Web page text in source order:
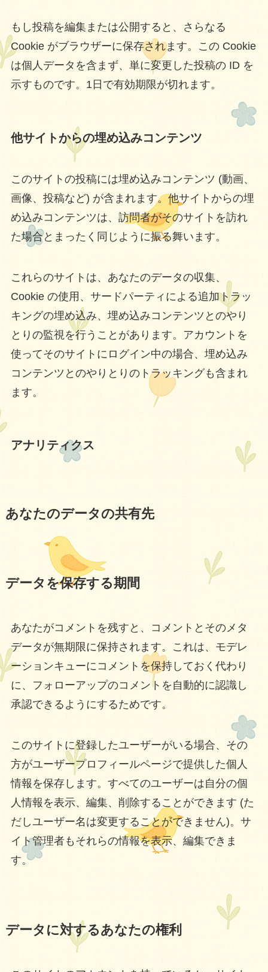
もし投稿を編集または公開すると、さらなる
Cookie がブラウザーに保存されます。この Cookie
は個人データを含まず、単に変更した投稿の ID を
示すものです。1日で有効期限が切れます。
他サイトからの埋め込みコンテンツ
このサイトの投稿には埋め込みコンテンツ (動画、
画像、投稿など) が含まれます。他サイトからの埋
め込みコンテンツは、訪問者がそのサイトを訪れ
た場合とまったく同じように振る舞います。
これらのサイトは、あなたのデータの収集、
Cookie の使用、サードパーティによる追加トラッ
キングの埋め込み、埋め込みコンテンツとのやり
とりの監視を行うことがあります。アカウントを
使ってそのサイトにログイン中の場合、埋め込み
コンテンツとのやりとりのトラッキングも含まれ
ます。
アナリティクス
あなたのデータの共有先
データを保存する期間
あなたがコメントを残すと、コメントとそのメタ
データが無期限に保持されます。これは、モデレ
ーションキューにコメントを保持しておく代わり
に、フォローアップのコメントを自動的に認識し
承認できるようにするためです。
このサイトに登録したユーザーがいる場合、その
方がユーザープロフィールページで提供した個人
情報を保存します。すべてのユーザーは自分の個
人情報を表示、編集、削除することができます (た
だしユーザー名は変更することができません)。サ
イト管理者もそれらの情報を表示、編集できま
す。
データに対するあなたの権利